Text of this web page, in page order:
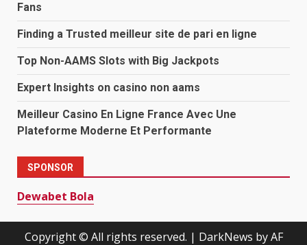
Fans
Finding a Trusted meilleur site de pari en ligne
Top Non-AAMS Slots with Big Jackpots
Expert Insights on casino non aams
Meilleur Casino En Ligne France Avec Une
Plateforme Moderne Et Performante
SPONSOR
Dewabet Bola
Copyright © All rights reserved. | DarkNews by AF